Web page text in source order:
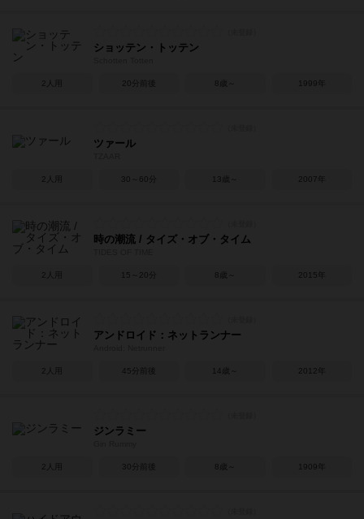
ショッテン・トッテン
2人用 20分前後 8歳～ 1999年
ツァール
2人用 30～60分 13歳～ 2007年
時の潮流 / タイズ・オブ・タイム
2人用 15～20分 8歳～ 2015年
アンドロイド：ネットランナー
2人用 45分前後 14歳～ 2012年
ジンラミー
2人用 30分前後 8歳～ 1909年